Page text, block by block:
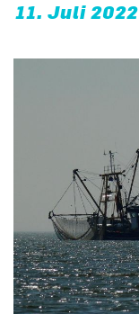
11. Juli 2022